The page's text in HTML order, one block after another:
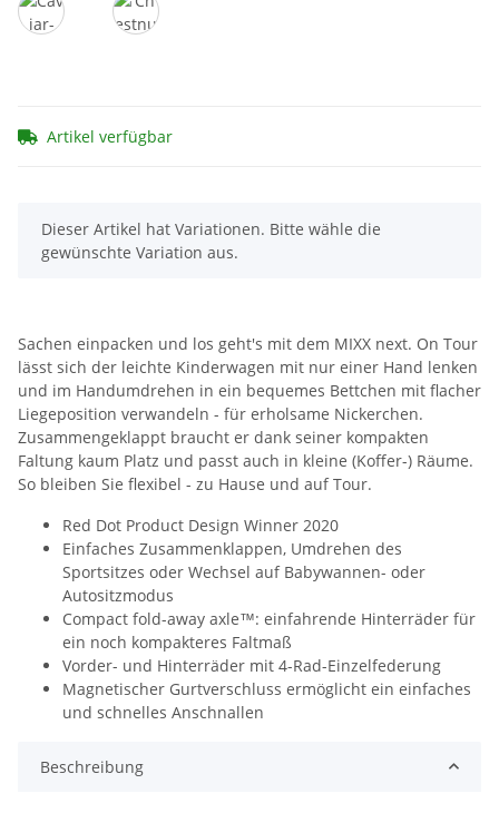
Artikel verfügbar
x
Dieser Artikel hat Variationen. Bitte wähle die
gewünschte Variation aus.
Sachen einpacken und los geht's mit dem MIXX next. On Tour
lässt sich der leichte Kinderwagen mit nur einer Hand lenken
und im Handumdrehen in ein bequemes Bettchen mit flacher
Liegeposition verwandeln - für erholsame Nickerchen.
Zusammengeklappt braucht er dank seiner kompakten
Faltung kaum Platz und passt auch in kleine (Koffer-) Räume.
So bleiben Sie flexibel - zu Hause und auf Tour.
Red Dot Product Design Winner 2020
Einfaches Zusammenklappen, Umdrehen des
Sportsitzes oder Wechsel auf Babywannen- oder
Autositzmodus
Compact fold-away axle™: einfahrende Hinterräder für
ein noch kompakteres Faltmaß
Vorder- und Hinterräder mit 4-Rad-Einzelfederung
Magnetischer Gurtverschluss ermöglicht ein einfaches
und schnelles Anschnallen
Beschreibung